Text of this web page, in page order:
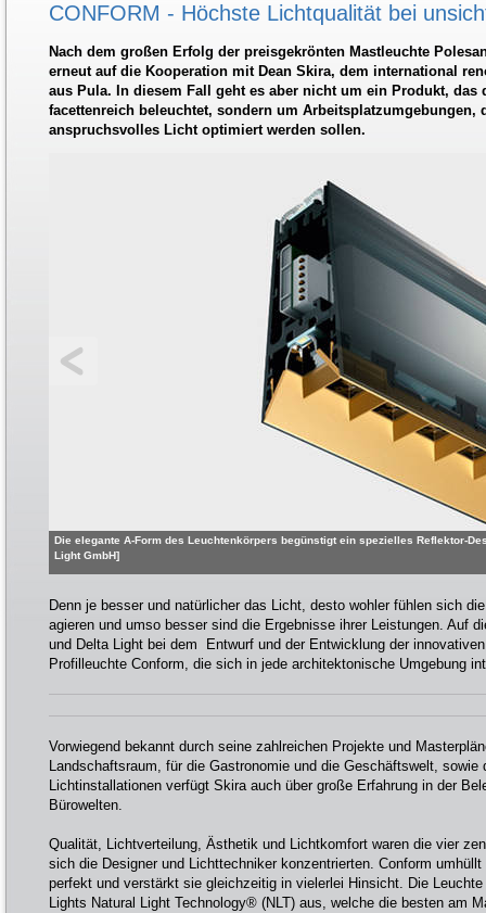
CONFORM - Höchste Lichtqualität bei
Nach dem großen Erfolg der preisgekrönten Mastleuchte
erneut auf die Kooperation mit Dean Skira, dem international
aus Pula. In diesem Fall geht es aber nicht um ein Produkt, das
facettenreich beleuchtet, sondern um Arbeitsplatzumgebungen,
anspruchsvolles Licht optimiert werden sollen.
Die elegante A-Form des Leuchtenkörpers begünstigt ein spezielles Reflektor-
Light GmbH]
Denn je besser und natürlicher das Licht, desto wohler fühlen sich
agieren und umso besser sind die Ergebnisse ihrer Leistungen. Auf
und Delta Light bei dem Entwurf und der Entwicklung der
Profilleuchte Conform, die sich in jede architektonische Umgebung
Vorwiegend bekannt durch seine zahlreichen Projekte und
Landschaftsraum, für die Gastronomie und die Geschäftswelt, sowie
Lichtinstallationen verfügt Skira auch über große Erfahrung in der
Bürowelten.
Qualität, Lichtverteilung, Ästhetik und Lichtkomfort waren die vier
sich die Designer und Lichttechniker konzentrierten. Conform
perfekt und verstärkt sie gleichzeitig in vielerlei Hinsicht. Die
Lights Natural Light Technology® (NLT) aus, welche die besten am